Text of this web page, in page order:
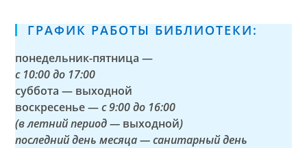
ГРАФИК РАБОТЫ БИБЛИОТЕКИ:
понедельник-пятница —
с 10:00 до 17:00
суббота — выходной
воскресенье —с 9:00 до 16:00
(в летний период — выходной)
последний день месяца — санитарный день